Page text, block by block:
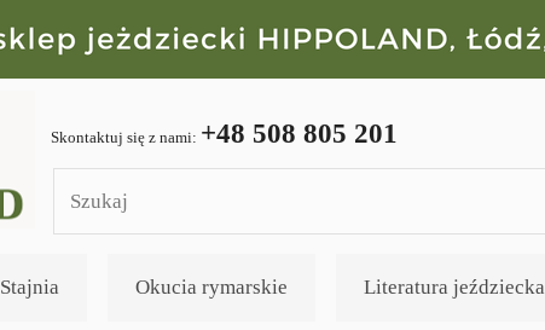
Skontaktuj się z nami: +48 508 805 201
Stajnia Okucia rymarskie Literatura jeździecka